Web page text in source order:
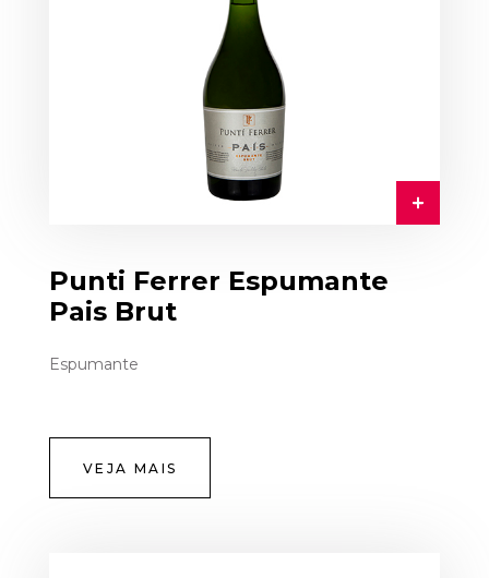
Punti Ferrer Espumante
Pais Brut
Espumante
VEJA MAIS